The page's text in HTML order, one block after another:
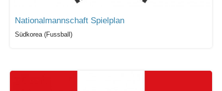
Nationalmannschaft Spielplan
Südkorea (Fussball)